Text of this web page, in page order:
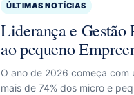
ÚLTIMAS NOTÍCIAS
Liderança e Gestão
ao pequeno
O ano de 2026 começa com
mais de 74% dos micro e